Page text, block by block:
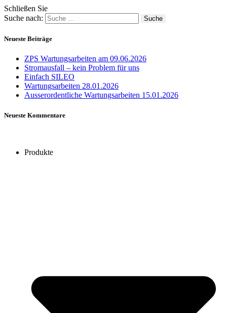
Schließen Sie
Suche nach:
Neueste Beiträge
ZPS Wartungsarbeiten am 09.06.2026
Stromausfall – kein Problem für uns
Einfach SILEO
Wartungsarbeiten 28.01.2026
Ausserordentliche Wartungsarbeiten 15.01.2026
Neueste Kommentare
Produkte